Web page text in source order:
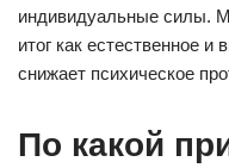
индивидуальные силы.
итог как естественное
снижает психическое
По какой